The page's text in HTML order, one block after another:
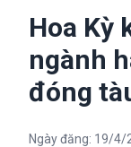
Hoa Kỳ
ngành
đóng
Ngày đăng: 19/4/